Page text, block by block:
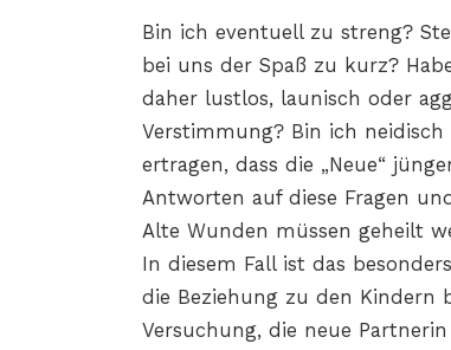
Bin ich eventuell zu streng?
bei uns der Spaß zu kurz?
daher lustlos, launisch oder
Verstimmung? Bin ich
ertragen, dass die „Neue“
Antworten auf diese Fragen
Alte Wunden müssen geheilt
In diesem Fall ist das
die Beziehung zu den Kindern
Versuchung, die neue